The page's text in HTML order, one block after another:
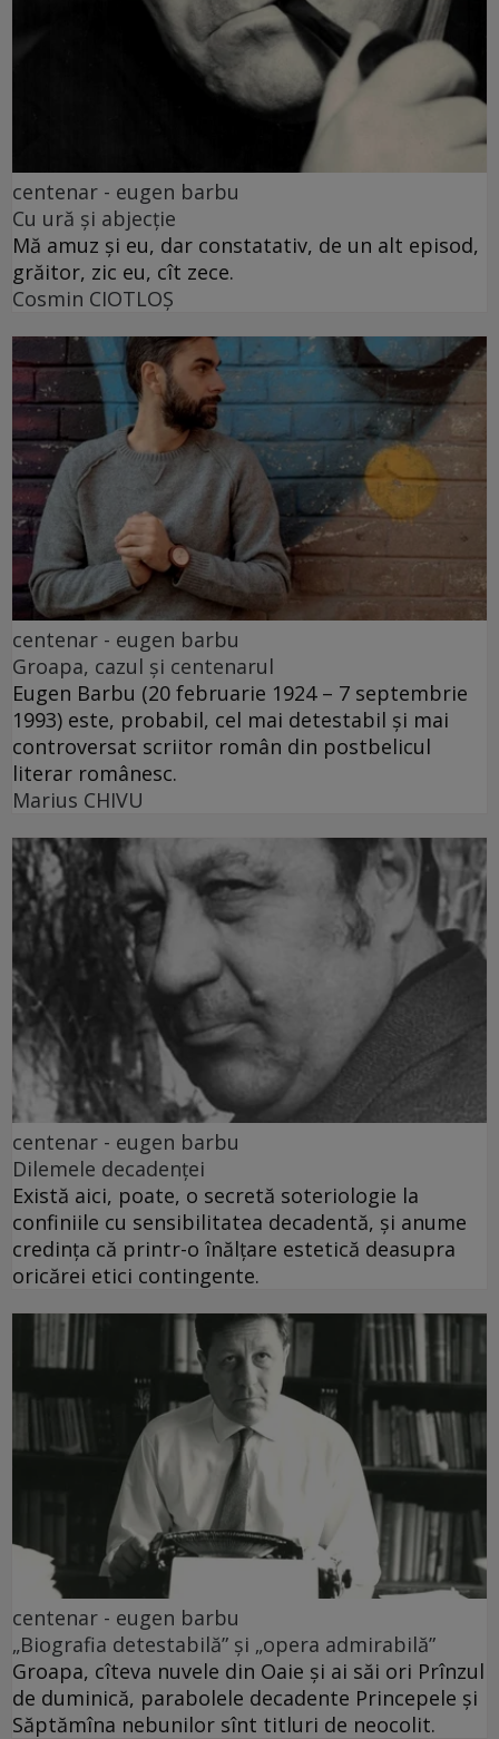
centenar - eugen barbu
Cu ură și abjecție
Mă amuz și eu, dar constatativ, de un alt episod,
grăitor, zic eu, cît zece.
Cosmin CIOTLOŞ
centenar - eugen barbu
Groapa, cazul și centenarul
Eugen Barbu (20 februarie 1924 – 7 septembrie
1993) este, probabil, cel mai detestabil și mai
controversat scriitor român din postbelicul
literar românesc.
Marius CHIVU
centenar - eugen barbu
Dilemele decadenței
Există aici, poate, o secretă soteriologie la
confiniile cu sensibilitatea decadentă, și anume
credința că printr-o înălțare estetică deasupra
oricărei etici contingente.
centenar - eugen barbu
„Biografia detestabilă” și „opera admirabilă”
Groapa, cîteva nuvele din Oaie și ai săi ori Prînzul
de duminică, parabolele decadente Princepele și
Săptămîna nebunilor sînt titluri de neocolit.